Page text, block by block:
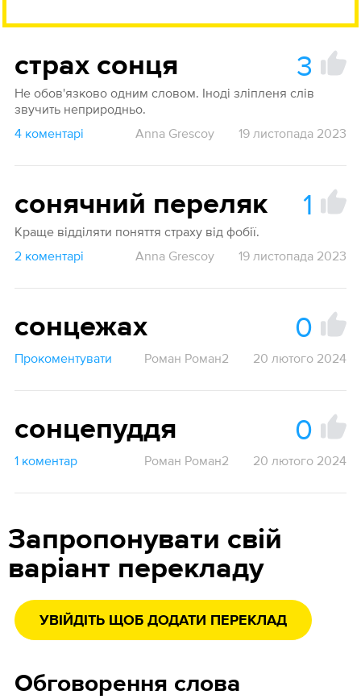
страх сонця 3
Не обов'язково одним словом. Іноді зліпленя слів
звучить неприродньо.
4 коментарі
Anna Grescoy 19 листопада 2023
сонячний переляк 1
Краще відділяти поняття страху від фобії.
2 коментарі
Anna Grescoy 19 листопада 2023
сонцежах 0
Прокоментувати Роман Роман2 20 лютого 2024
сонцепуддя 0
1 коментар Роман Роман2 20 лютого 2024
Запропонувати свій
варіант перекладу
УВІЙДІТЬ ЩОБ ДОДАТИ ПЕРЕКЛАД
Обговорення слова